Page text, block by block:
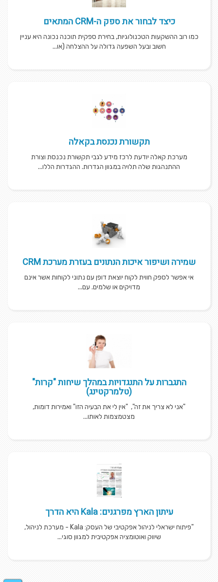
כיצד לבחור את ספק ה-CRM המתאים
כמו רוב ההשקעות הטכנולוגיות, בחירת ספקית תוכנה נכונה היא עניין
חשוב ובעל השפעה גדולה על ההצלחה (או...
תקשורת נכנסת בקאלה
מערכת קאלה יודעת לרכז מידע לגבי תקשורת נכנסת וצורת
ההתנהגות שלה תלויה במגוון הגדרות. ההגדרות הללו...
שמירה ושיפור איכות הנתונים בעזרת מערכת CRM
אי אפשר לספק חווית לקוח יוצאת דופן עם נתוני לקוחות אשר אינם
מדויקים או שלמים. עם...
התגברות על התנגדויות במהלך שיחות "קרות"
(טלמרקטינג)
"אני לא צריך את זה", "אין לי את הבעיה הזו" ואמירות דומות,
מצטמצמות לאותו...
עיתון הארץ מפרגנים: Kala היא הדרך
"פיתוח ישראלי לניהול אפקטיבי של העסק: Kala - מערכת לניהול,
שיווק ואוטומציה אפקטיבית למגוון סוגי...